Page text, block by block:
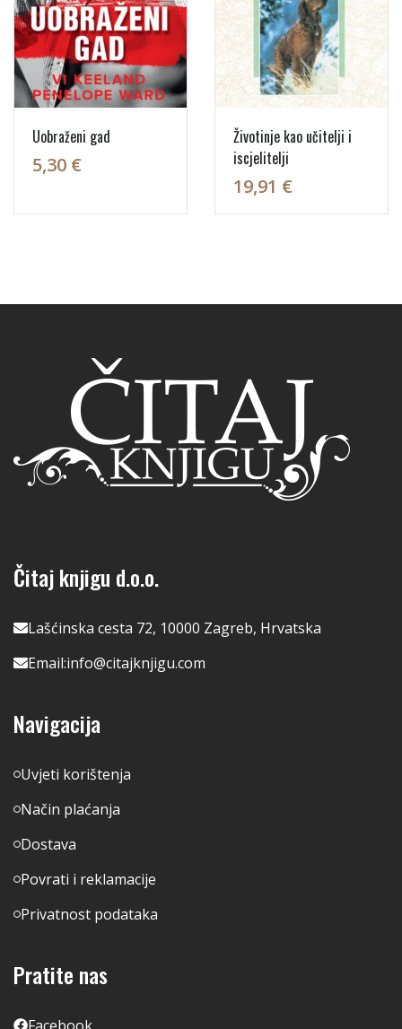
Uobraženi gad
5,30 €
Životinje kao učitelji i
iscjelitelji
19,91 €
Čitaj knjigu d.o.o.
Lašćinska cesta 72, 10000 Zagreb, Hrvatska
Email:info@citajknjigu.com
Navigacija
Uvjeti korištenja
Način plaćanja
Dostava
Povrati i reklamacije
Privatnost podataka
Pratite nas